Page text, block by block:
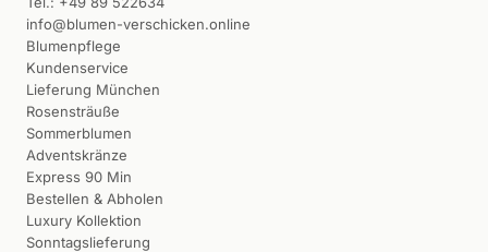
info@blumen-verschicken.online
Blumenpflege
Kundenservice
Lieferung München
Rosensträuße
Sommerblumen
Adventskränze
Express 90 Min
Bestellen & Abholen
Luxury Kollektion
Sonntagslieferung